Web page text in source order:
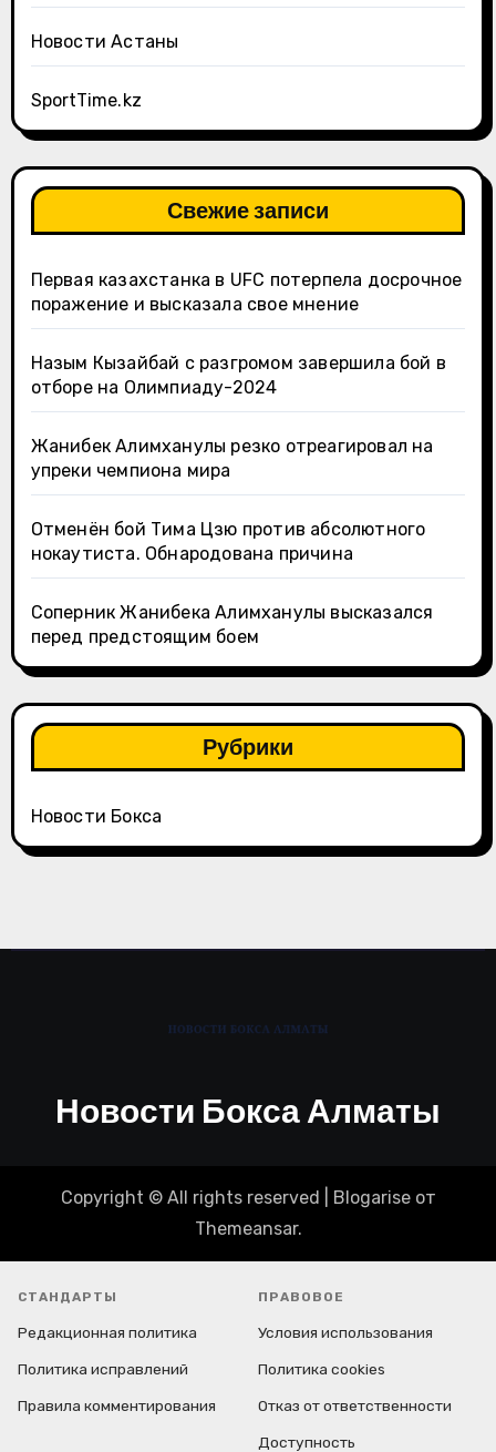
Новости Астаны
SportTime.kz
Свежие записи
Первая казахстанка в UFC потерпела досрочное
поражение и высказала свое мнение
Назым Кызайбай с разгромом завершила бой в
отборе на Олимпиаду-2024
Жанибек Алимханулы резко отреагировал на
упреки чемпиона мира
Отменён бой Тима Цзю против абсолютного
нокаутиста. Обнародована причина
Соперник Жанибека Алимханулы высказался
перед предстоящим боем
Рубрики
Новости Бокса
Новости Бокса Алматы
Copyright © All rights reserved Blogariseот
Themeansar.
СТАНДАРТЫ
Редакционная политика
Политика исправлений
Правила комментирования
ПРАВОВОЕ
Условия использования
Политика cookies
Отказ от ответственности
Доступность